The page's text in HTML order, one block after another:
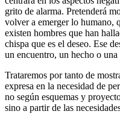
grito de alarma. Pretenderá
volver a emerger lo humano,
existen hombres que han
chispa que es el deseo. Ese
un encuentro, un hecho o
Trataremos por tanto de
expresa en la necesidad de
no según esquemas y
sino a partir de las